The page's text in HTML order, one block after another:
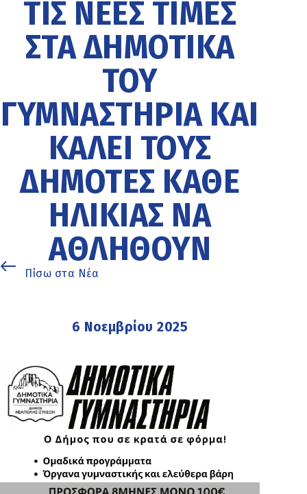
ΤΙΣ ΝΈΕΣ ΤΙΜΈΣ
ΣΤΑ ΔΗΜΟΤΙΚΆ
ΤΟΥ
ΓΥΜΝΑΣΤΉΡΙΑ ΚΑΙ
ΚΑΛΕΊ ΤΟΥΣ
ΔΗΜΌΤΕΣ ΚΆΘΕ
ΗΛΙΚΊΑΣ ΝΑ
ΑΘΛΗΘΟΎΝ
Πίσω στα Νέα
6 Νοεμβρίου 2025